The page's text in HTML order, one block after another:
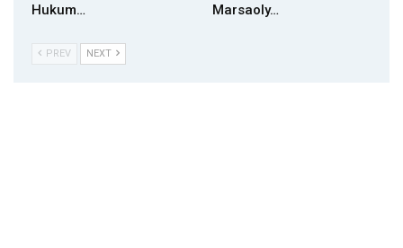
Hukum…
Marsaoly…
PREV NEXT